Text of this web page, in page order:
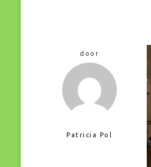
door
Patricia Pol